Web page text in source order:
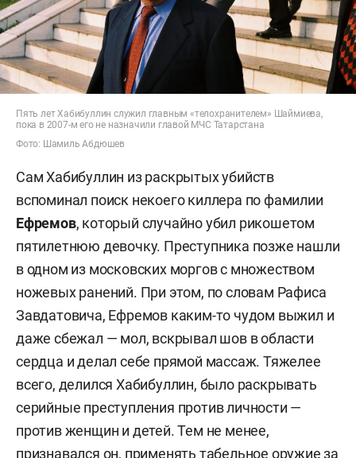
Пять лет Хабибуллин служил главным «телохранителем» Шаймиева,
пока в 2007-м его не назначили главой МЧС Татарстана
Фото: Шамиль Абдюшев
Сам Хабибуллин из раскрытых убийств
вспоминал поиск некоего киллера по фамилии
Ефремов, который случайно убил рикошетом
пятилетнюю девочку. Преступника позже нашли
в одном из московских моргов с множеством
ножевых ранений. При этом, по словам Рафиса
Завдатовича, Ефремов каким-то чудом выжил и
даже сбежал — мол, вскрывал шов в области
сердца и делал себе прямой массаж. Тяжелее
всего, делился Хабибуллин, было раскрывать
серийные преступления против личности —
против женщин и детей. Тем не менее,
признавался он, применять табельное оружие за